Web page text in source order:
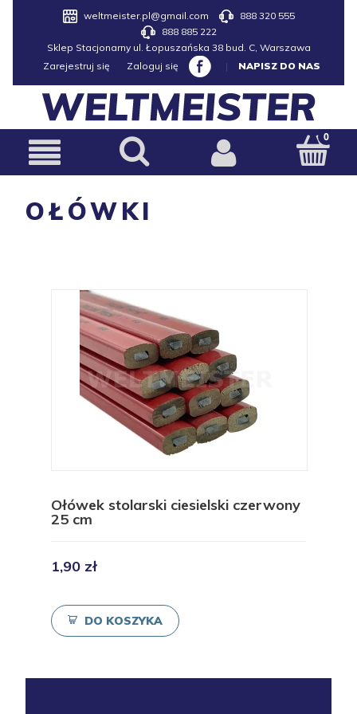
weltmeister.pl@gmail.com
888 320 555
888 885 222
Sklep Stacjonarny ul. Łopuszańska 38 bud. C, Warszawa
Zarejestruj się
Zaloguj się | NAPISZ DO NAS
OŁÓWKI
Ołówek stolarski ciesielski czerwony
25 cm
1,90 zł
DO KOSZYKA